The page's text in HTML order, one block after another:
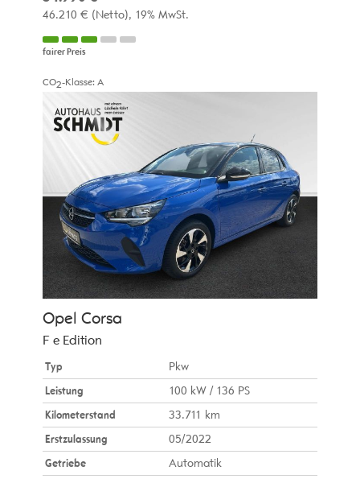
46.210 € (Netto) 19% MwSt.
fairer Preis
CO2-Klasse: A
Opel Corsa
F e Edition
Typ
Pkw
Leistung
100 kW / 136 PS
Kilometerstand
33.711 km
Erstzulassung
05/2022
Getriebe
Automatik